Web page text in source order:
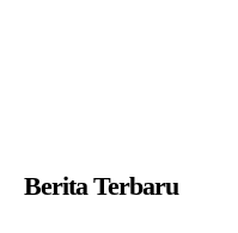
Berita Terbaru